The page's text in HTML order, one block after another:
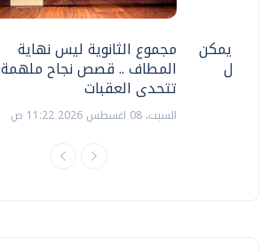
مجموع الثانوية ليس نهاية
المطاف .. قصص نجاح ملهمة
تتحدى العقبات
السبت، 08 اغسطس 2026 11:22 ص
.. هل يمكن
نتعامل